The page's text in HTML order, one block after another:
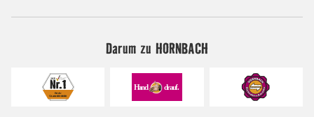
Darum zu HORNBACH